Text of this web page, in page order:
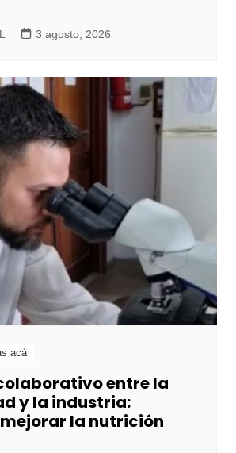
3 agosto, 2026
acá
entre la
y la industria:
la nutrición